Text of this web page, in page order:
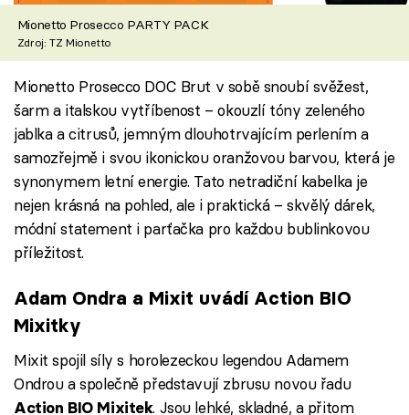
Mionetto Prosecco PARTY PACK
Zdroj: TZ Mionetto
Mionetto Prosecco DOC Brut v sobě snoubí svěžest,
šarm a italskou vytříbenost – okouzlí tóny zeleného
jablka a citrusů, jemným dlouhotrvajícím perlením a
samozřejmě i svou ikonickou oranžovou barvou, která je
synonymem letní energie. Tato netradiční kabelka je
nejen krásná na pohled, ale i praktická – skvělý dárek,
módní statement i parťačka pro každou bublinkovou
příležitost.
Adam Ondra a Mixit uvádí Action BIO
Mixitky
Mixit spojil síly s horolezeckou legendou Adamem
Ondrou a společně představují zbrusu novou řadu
Action BIO Mixitek. Jsou lehké, skladné, a přitom